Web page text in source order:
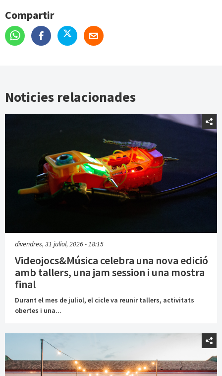
Compartir
Noticies relacionades
divendres, 31 juliol, 2026 - 18:15
Videojocs&Música celebra una nova edició
amb tallers, una jam session i una mostra
final
Durant el mes de juliol, el cicle va reunir tallers, activitats
obertes i una...